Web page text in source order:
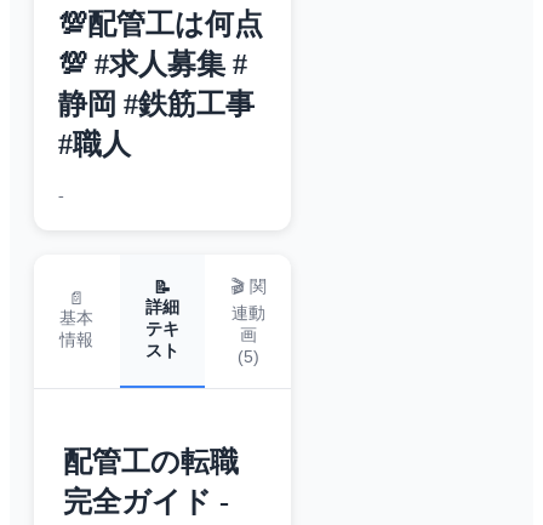
💯配管工は何点
💯 #求人募集 #
静岡 #鉄筋工事
#職人
-
📄
基本
情報
📝
詳細
テキ
スト
🎬 関
連動
画
(5)
配管工の転職
完全ガイド -